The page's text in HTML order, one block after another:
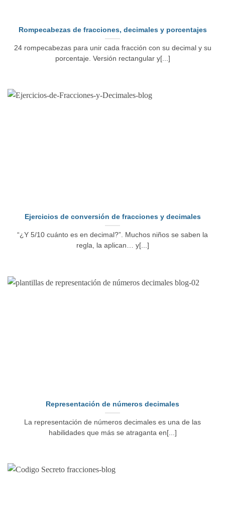
Rompecabezas de fracciones, decimales y porcentajes
24 rompecabezas para unir cada fracción con su decimal y su
porcentaje. Versión rectangular y[...]
Ejercicios de conversión de fracciones y decimales
“¿Y 5/10 cuánto es en decimal?”. Muchos niños se saben la
regla, la aplican… y[...]
Representación de números decimales
La representación de números decimales es una de las
habilidades que más se atraganta en[...]